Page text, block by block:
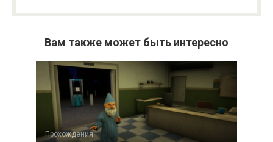
Вам также может быть интересно
Прохождения